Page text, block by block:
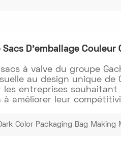
D'emballage Couleur
à valve du groupe
au design unique de
entreprises souhaitant
améliorer leur
Color Packaging Bag Making